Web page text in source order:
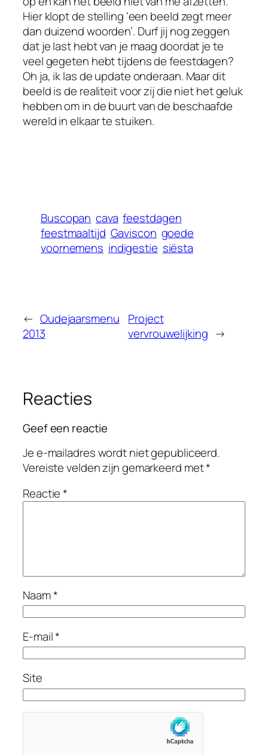
Hier klopt de stelling ‘een beeld zegt meer
dan duizend woorden’. Durf jij nog zeggen
dat je last hebt van je maag doordat je te
veel gegeten hebt tijdens de feestdagen?
Oh ja, ik las de update onderaan. Maar dit
beeld is de realiteit voor zij die niet het geluk
hebben om in de buurt van de beschaafde
wereld in elkaar te stuiken.
Buscopan cava feestdagen
feestmaaltijd Gaviscon goede
voornemens indigestie siësta
← Oudejaarsmenu
2013
Project
vervrouwelijking →
Reacties
Geef een reactie
Je e-mailadres wordt niet gepubliceerd.
Vereiste velden zijn gemarkeerd met*
Reactie*
Naam*
E-mail*
Site